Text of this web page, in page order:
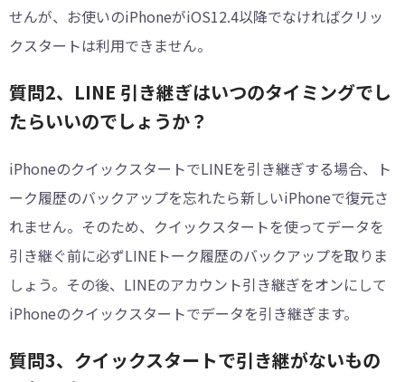
せんが、お使いのiPhoneがiOS12.4以降でなければクリッ
クスタートは利用できません。
質問2、LINE 引き継ぎはいつのタイミングでし
たらいいのでしょうか？
iPhoneのクイックスタートでLINEを引き継ぎする場合、ト
ーク履歴のバックアップを忘れたら新しいiPhoneで復元さ
れません。そのため、クイックスタートを使ってデータを
引き継ぐ前に必ずLINEトーク履歴のバックアップを取りま
しょう。その後、LINEのアカウント引き継ぎをオンにして
iPhoneのクイックスタートでデータを引き継ぎます。
質問3、クイックスタートで引き継がないもの